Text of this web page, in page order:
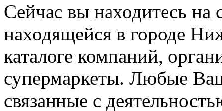
Сейчас вы находитесь на
находящейся в городе
каталоге компаний,
супермаркеты. Любые
связанные с